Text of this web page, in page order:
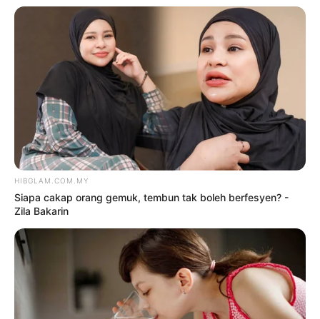
Siapa cakap orang gemuk,
tembun tak boleh berfesyen? –
9 Ogos 2026
Goyang ‘terlampau’, Baby Shima
kena hentam lagi
9 Ogos 2026
9 Ogos 2026
TRENDING